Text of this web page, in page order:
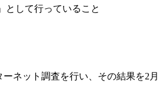
として行っていること
ネット調査を行い、その結果を2月